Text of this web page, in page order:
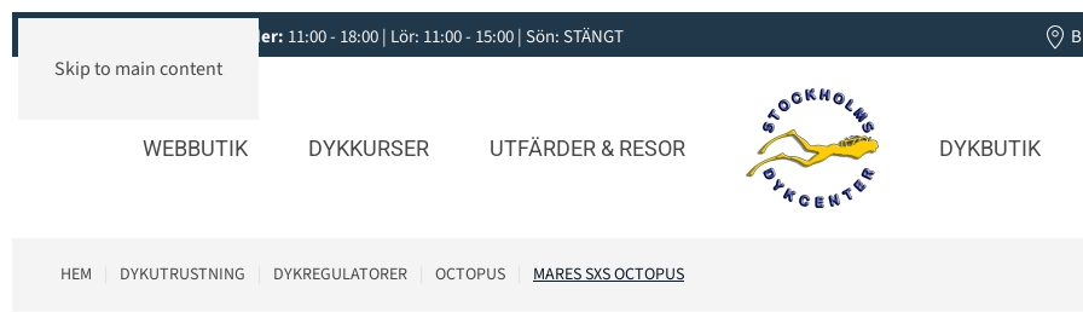
Skip to main content
Öppettider: 11:00 - 18:00 | Lör: 11:00 - 15:00 | Sön: STÄNGT
WEBBUTIK DYKKURSER UTFÄRDER & RESOR DYKBUTIK
HEM DYKUTRUSTNING DYKREGULATORER OCTOPUS MARES SXS OCTOPUS